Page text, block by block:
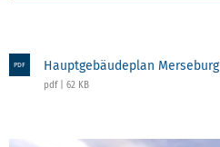
PDF Hauptgebäudeplan Merseburg
pdf | 62 KB